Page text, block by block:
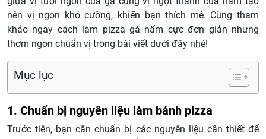
nên vị ngon khó cưỡng, khiến bạn thích mê. Cùng tham
khảo ngay cách làm pizza gà nấm cực đơn giản nhưng
thơm ngon chuẩn vị trong bài viết dưới đây nhé!
Mục lục
1. Chuẩn bị nguyên liệu làm bánh pizza
Trước tiên, bạn cần chuẩn bị các nguyên liệu cần thiết để